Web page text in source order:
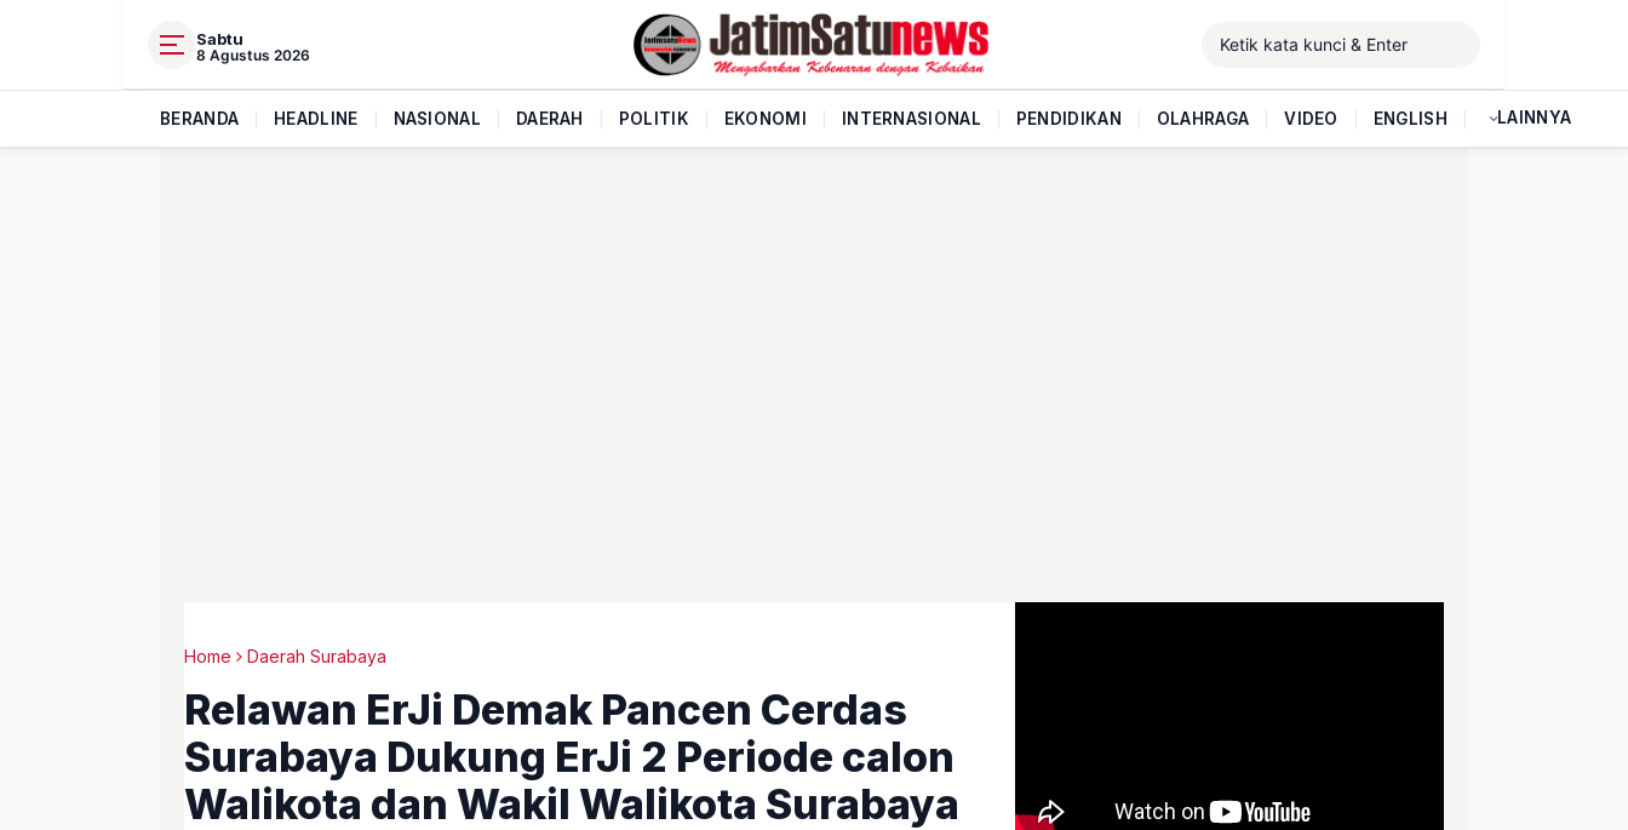
Sabtu
8 Agustus 2026
BERANDA HEADLINE NASIONAL DAERAH POLITIK EKONOMI INTERNASIONAL PENDIDIKAN OLAHRAGA VIDEO ENGLISH LAINNYA
Home Daerah Surabaya
Relawan ErJi Demak Pancen Cerdas
Surabaya Dukung ErJi 2 Periode calon
Walikota dan Wakil Walikota Surabaya